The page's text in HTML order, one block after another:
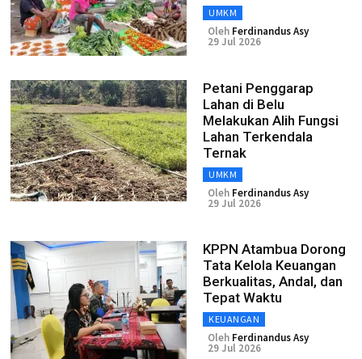
UMKM
Oleh Ferdinandus Asy
29 Jul 2026
Petani Penggarap
Lahan di Belu
Melakukan Alih Fungsi
Lahan Terkendala
Ternak
UMKM
Oleh Ferdinandus Asy
29 Jul 2026
KPPN Atambua Dorong
Tata Kelola Keuangan
Berkualitas, Andal, dan
Tepat Waktu
KEUANGAN
Oleh Ferdinandus Asy
29 Jul 2026